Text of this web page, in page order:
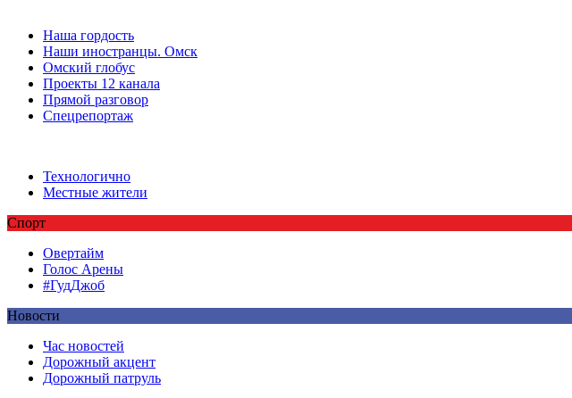
Наша гордость
Наши иностранцы. Омск
Омский глобус
Проекты 12 канала
Прямой разговор
Спецрепортаж
Технологично
Местные жители
Спорт
Овертайм
Голос Арены
#ГудДжоб
Новости
Час новостей
Дорожный акцент
Дорожный патруль